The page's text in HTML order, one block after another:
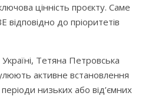
цінність проєкту. Саме
до пріоритетів
Тетяна Петровська
активне встановлення
низьких або від’ємних